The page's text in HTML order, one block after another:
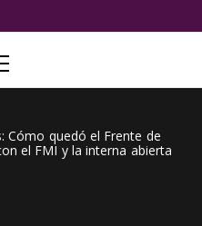
Viral
Cómo quedó el Frente de
el FMI y la interna abierta